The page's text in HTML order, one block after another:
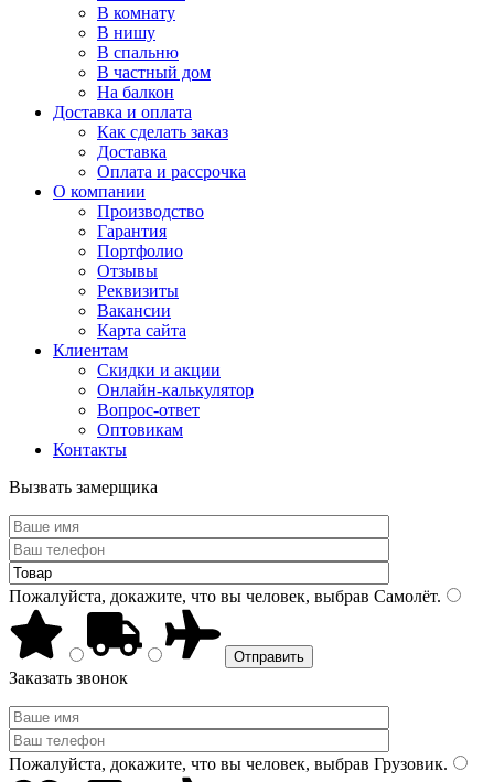
В комнату
В нишу
В спальню
В частный дом
На балкон
Доставка и оплата
Как сделать заказ
Доставка
Оплата и рассрочка
О компании
Производство
Гарантия
Портфолио
Отзывы
Реквизиты
Вакансии
Карта сайта
Клиентам
Скидки и акции
Онлайн-калькулятор
Вопрос-ответ
Оптовикам
Контакты
Вызвать замерщика
Пожалуйста, докажите, что вы человек, выбрав Самолёт.
Заказать звонок
Пожалуйста, докажите, что вы человек, выбрав Грузовик.